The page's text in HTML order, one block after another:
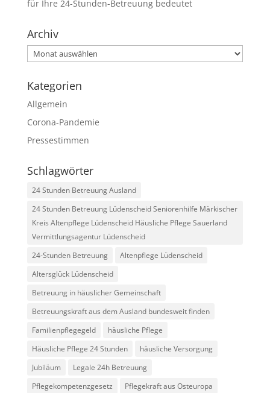
für Ihre 24-Stunden-Betreuung bedeutet
Archiv
Archiv
Kategorien
Allgemein
Corona-Pandemie
Pressestimmen
Schlagwörter
24 Stunden Betreuung Ausland
24 Stunden Betreuung Lüdenscheid Seniorenhilfe Märkischer
Kreis Altenpflege Lüdenscheid Häusliche Pflege Sauerland
Vermittlungsagentur Lüdenscheid
24-Stunden Betreuung
Altenpflege Lüdenscheid
Altersglück Lüdenscheid
Betreuung in häuslicher Gemeinschaft
Betreuungskraft aus dem Ausland bundesweit finden
Familienpflegegeld
häusliche Pflege
Häusliche Pflege 24 Stunden
häusliche Versorgung
Jubiläum
Legale 24h Betreuung
Pflegekompetenzgesetz
Pflegekraft aus Osteuropa